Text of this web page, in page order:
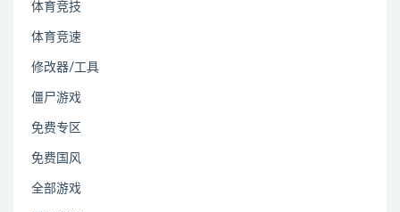
体育竞技
体育竞速
修改器/工具
僵尸游戏
免费专区
免费国风
全部游戏